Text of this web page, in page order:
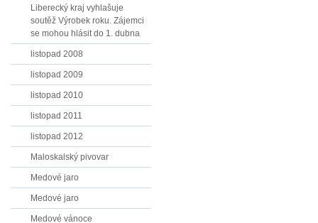
Liberecký kraj vyhlašuje
soutěž Výrobek roku. Zájemci
se mohou hlásit do 1. dubna
listopad 2008
listopad 2009
listopad 2010
listopad 2011
listopad 2012
Maloskalský pivovar
Medové jaro
Medové jaro
Medové vánoce